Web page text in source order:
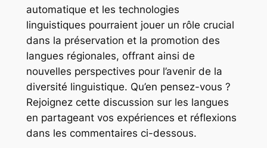
automatique et les technologies
linguistiques pourraient jouer un rôle crucial
dans la préservation et la promotion des
langues régionales, offrant ainsi de
nouvelles perspectives pour l’avenir de la
diversité linguistique. Qu’en pensez-vous ?
Rejoignez cette discussion sur les langues
en partageant vos expériences et réflexions
dans les commentaires ci-dessous.